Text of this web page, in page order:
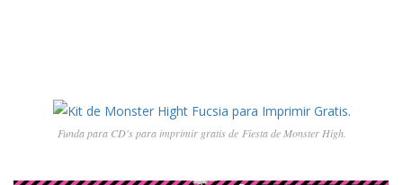
Funda para CD's para imprimir gratis de Fiesta de Monster High.